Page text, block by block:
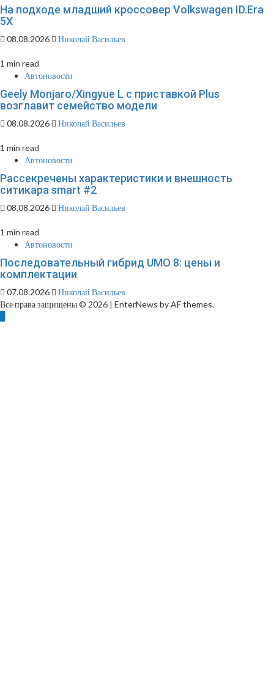
На подходе младший кроссовер Volkswagen ID.Era
5X
08.08.2026 Николай Васильев
1 min read
Автоновости
Geely Monjaro/Xingyue L с приставкой Plus
возглавит семейство модели
08.08.2026 Николай Васильев
1 min read
Автоновости
Рассекречены характеристики и внешность
ситикара smart #2
08.08.2026 Николай Васильев
1 min read
Автоновости
Последовательный гибрид UMO 8: цены и
комплектации
07.08.2026
Николай Васильев
Все права защищены © 2026
EnterNews by AF themes.